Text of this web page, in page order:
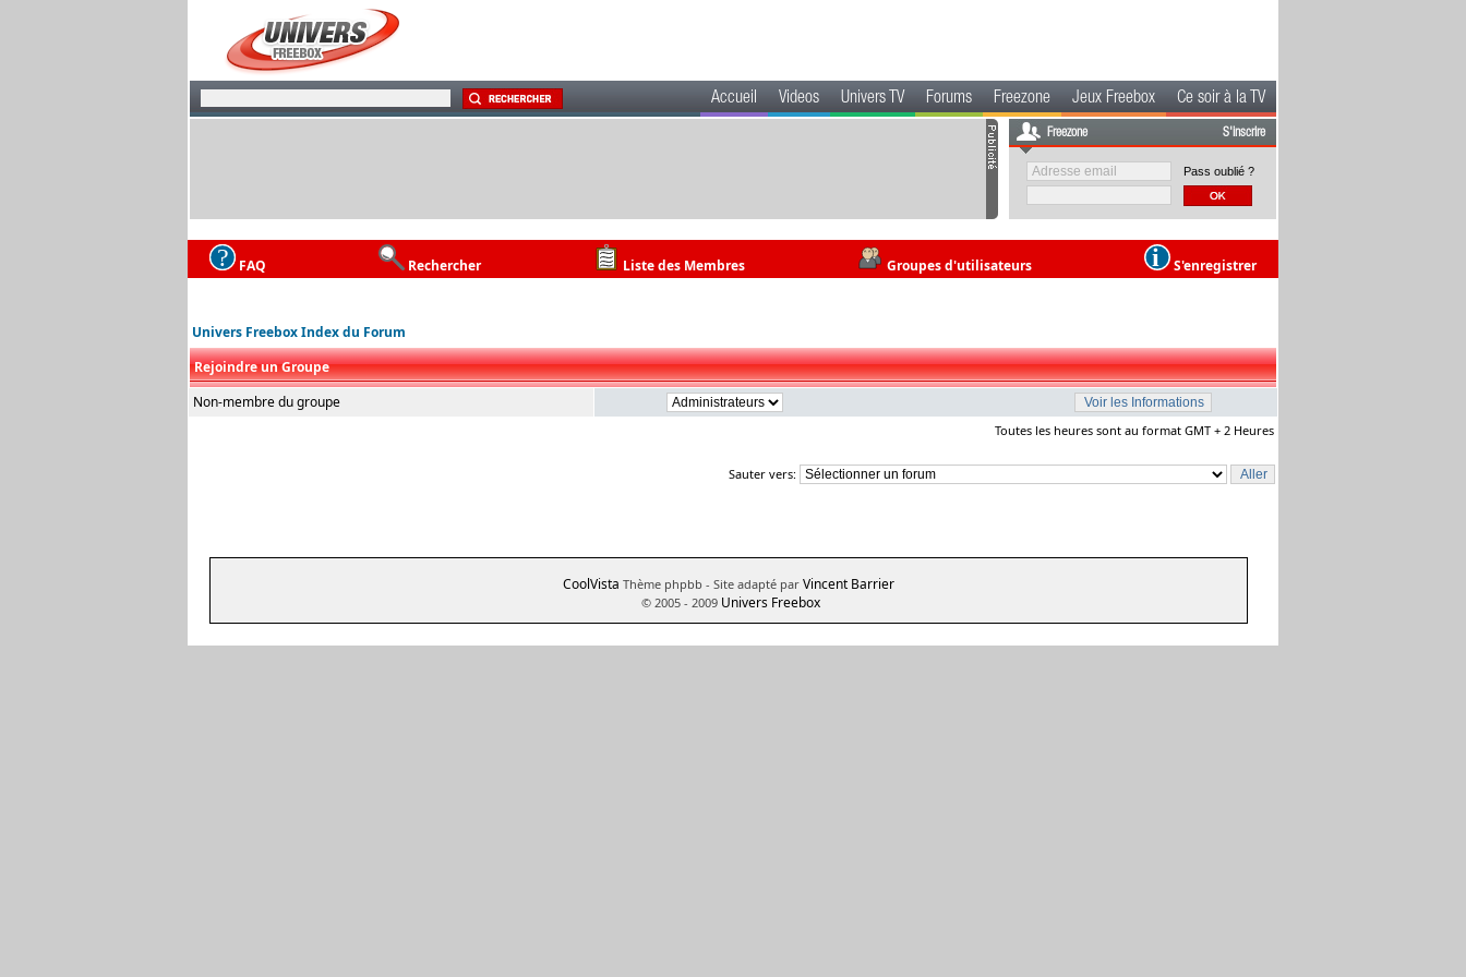
Accueil Videos Univers TV Forums Freezone Jeux Freebox Ce soir à la TV
Freezone S'inscrire
Pass oublié ?
FAQ Rechercher Liste des Membres Groupes d'utilisateurs S'enregistrer
Univers Freebox Index du Forum
Rejoindre un Groupe
Non-membre du groupe
Toutes les heures sont au format GMT + 2 Heures
Sauter vers:
CoolVista Thème phpbb - Site adapté par Vincent Barrier
© 2005 - 2009 Univers Freebox